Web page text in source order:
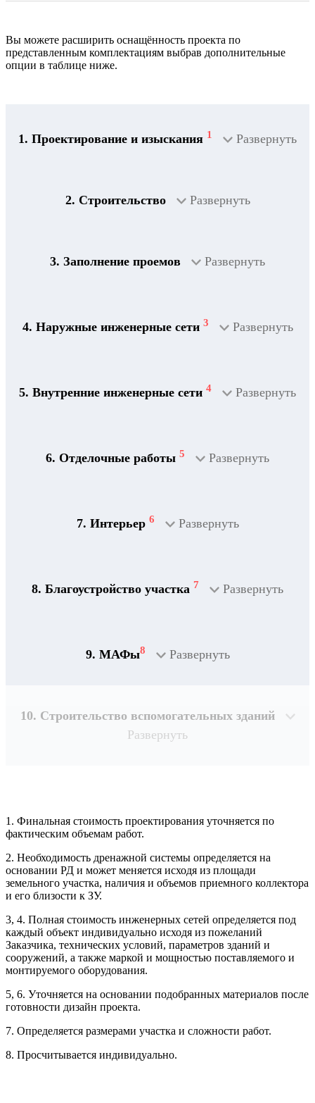
Вы можете расширить оснащённость проекта по
представленным комплектациям выбрав дополнительные
опции в таблице ниже.
1. Проектирование и изыскания 1 Развернуть
2. Строительство Развернуть
3. Заполнение проемов Развернуть
4. Наружные инженерные сети 3 Развернуть
5. Внутренние инженерные сети 4 Развернуть
6. Отделочные работы 5 Развернуть
7. Интерьер 6 Развернуть
8. Благоустройство участка 7 Развернуть
9. МАФы8 Развернуть
Рассчитывается индивидуально
10. Строительство вспомогательных зданий
Развернуть
Рассчитывается индивидуально
Рассчитывается индивидуально
Рассчитывается индивидуально
Рассчитывается индивидуально
1. Финальная стоимость проектирования уточняется по
фактическим объемам работ.
2. Необходимость дренажной системы определяется на
основании РД и может меняется исходя из площади
земельного участка, наличия и объемов приемного коллектора
и его близости к ЗУ.
3, 4. Полная стоимость инженерных сетей определяется под
каждый объект индивидуально исходя из пожеланий
Заказчика, технических условий, параметров зданий и
сооружений, а также маркой и мощностью поставляемого и
монтируемого оборудования.
5, 6. Уточняется на основании подобранных материалов после
готовности дизайн проекта.
7. Определяется размерами участка и сложности работ.
8. Просчитывается индивидуально.